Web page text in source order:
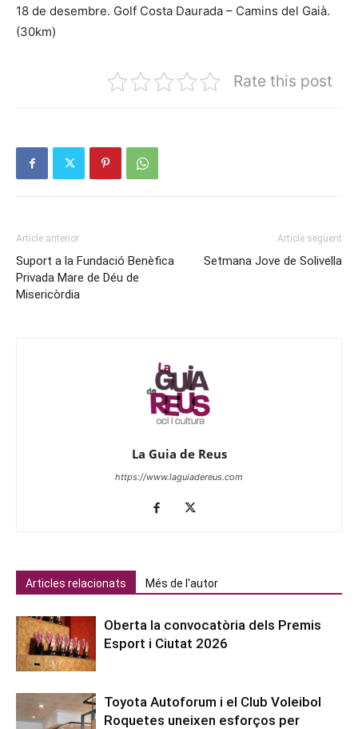
18 de desembre. Golf Costa Daurada – Camins del Gaià.
(30km)
Rate this post
Article anterior
Suport a la Fundació Benèfica
Privada Mare de Déu de
Misericòrdia
Article següent
Setmana Jove de Solivella
La Guia de Reus
https://www.laguiadereus.com
Articles relacionats Més de l'autor
Oberta la convocatòria dels Premis
Esport i Ciutat 2026
Toyota Autoforum i el Club Voleibol
Roquetes uneixen esforços per